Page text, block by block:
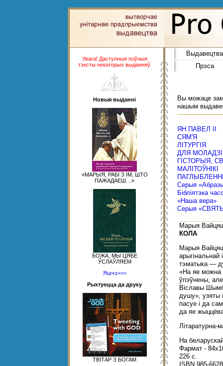
Увага! Даступныя поўныя
тэксты некаторых выданняў.
Новыя выданні
«МАРЫЯ, РАБІ З ІМ, ШТО
ПАЖАДАЕШ…»
БОЖА, МЫ ЦЯБЕ
ЎСЛАЎЛЯЕМ
Яшчэ>>>
Рыхтуецца да друку
ТВІТАР З БОГАМ
Выдавецтва
Прэса
Вы можаце
нашым
ЯН ПАВЕЛ ІІ
СЯМ'Я
ЛІТУРГІЯ
ДЛЯ МОЛАДЗІ
ГІСТОРЫЯ,
МАЛІТОЎНІКІ
Серыя
Бібліятэка
«Наша вера»
Серыя
Марыя
КОЛА
Марыя
арыгінальнай
тэматыка —
«На яе можна
ўпэўнены,
Віславы
душу», узяты
пасуе і да
да яе
Літаратурна-
На
Фармат -
226 с.
ISBN 985-